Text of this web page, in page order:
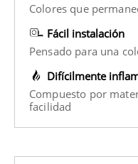
Colores que
Fácil instalación
Pensado para una
Difícilmente
Compuesto por
facilidad